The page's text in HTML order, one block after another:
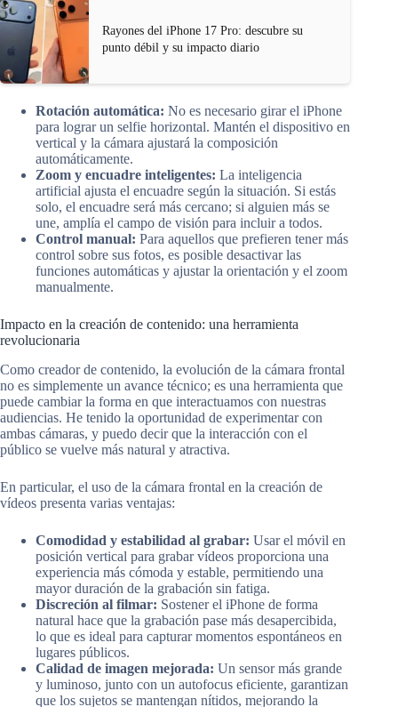
Rayones del iPhone 17 Pro: descubre su
punto débil y su impacto diario
Rotación automática: No es necesario girar el iPhone
para lograr un selfie horizontal. Mantén el dispositivo en
vertical y la cámara ajustará la composición
automáticamente.
Zoom y encuadre inteligentes: La inteligencia
artificial ajusta el encuadre según la situación. Si estás
solo, el encuadre será más cercano; si alguien más se
une, amplía el campo de visión para incluir a todos.
Control manual: Para aquellos que prefieren tener más
control sobre sus fotos, es posible desactivar las
funciones automáticas y ajustar la orientación y el zoom
manualmente.
Impacto en la creación de contenido: una herramienta
revolucionaria
Como creador de contenido, la evolución de la cámara frontal
no es simplemente un avance técnico; es una herramienta que
puede cambiar la forma en que interactuamos con nuestras
audiencias. He tenido la oportunidad de experimentar con
ambas cámaras, y puedo decir que la interacción con el
público se vuelve más natural y atractiva.
En particular, el uso de la cámara frontal en la creación de
vídeos presenta varias ventajas:
Comodidad y estabilidad al grabar: Usar el móvil en
posición vertical para grabar vídeos proporciona una
experiencia más cómoda y estable, permitiendo una
mayor duración de la grabación sin fatiga.
Discreción al filmar: Sostener el iPhone de forma
natural hace que la grabación pase más desapercibida,
lo que es ideal para capturar momentos espontáneos en
lugares públicos.
Calidad de imagen mejorada: Un sensor más grande
y luminoso, junto con un autofocus eficiente, garantizan
que los sujetos se mantengan nítidos, mejorando la